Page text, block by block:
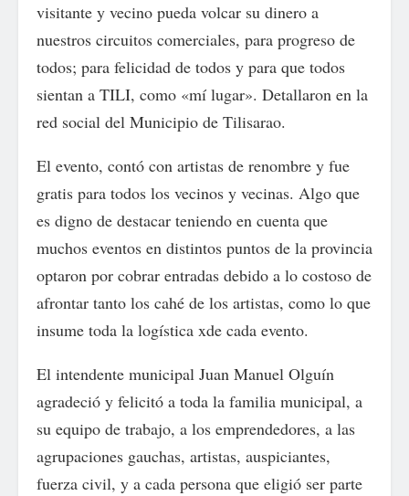
visitante y vecino pueda volcar su dinero a
nuestros circuitos comerciales, para progreso de
todos; para felicidad de todos y para que todos
sientan a TILI, como «mí lugar». Detallaron en la
red social del Municipio de Tilisarao.
El evento, contó con artistas de renombre y fue
gratis para todos los vecinos y vecinas. Algo que
es digno de destacar teniendo en cuenta que
muchos eventos en distintos puntos de la provincia
optaron por cobrar entradas debido a lo costoso de
afrontar tanto los cahé de los artistas, como lo que
insume toda la logística xde cada evento.
El intendente municipal Juan Manuel Olguín
agradeció y felicitó a toda la familia municipal, a
su equipo de trabajo, a los emprendedores, a las
agrupaciones gauchas, artistas, auspiciantes,
fuerza civil, y a cada persona que eligió ser parte